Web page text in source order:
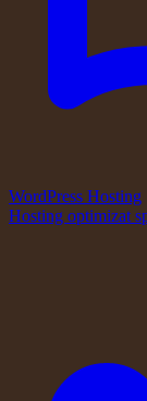
WordPress Hosting
Hosting optimizat